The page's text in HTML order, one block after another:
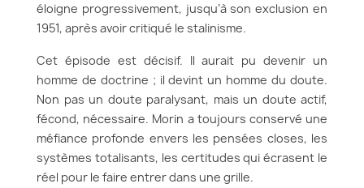
éloigne progressivement, jusqu’à son exclusion en
1951, après avoir critiqué le stalinisme.
Cet épisode est décisif. Il aurait pu devenir un
homme de doctrine ; il devint un homme du doute.
Non pas un doute paralysant, mais un doute actif,
fécond, nécessaire. Morin a toujours conservé une
méfiance profonde envers les pensées closes, les
systèmes totalisants, les certitudes qui écrasent le
réel pour le faire entrer dans une grille.